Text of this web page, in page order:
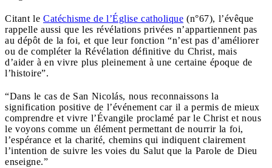
Citant le Catéchisme de l’Église catholique (n°67), l’évêque
rappelle aussi que les révélations privées n’appartiennent pas
au dépôt de la foi, et que leur fonction “n’est pas d’améliorer
ou de compléter la Révélation définitive du Christ, mais
d’aider à en vivre plus pleinement à une certaine époque de
l’histoire”.
“Dans le cas de San Nicolás, nous reconnaissons la
signification positive de l’événement car il a permis de mieux
comprendre et vivre l’Évangile proclamé par le Christ et nous
le voyons comme un élément permettant de nourrir la foi,
l’espérance et la charité, chemins qui indiquent clairement
l’intention de suivre les voies du Salut que la Parole de Dieu
enseigne.”